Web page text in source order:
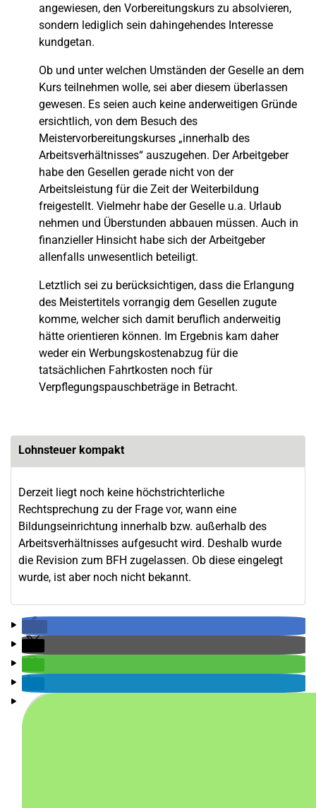
angewiesen, den Vorbereitungskurs zu absolvieren,
sondern lediglich sein dahingehendes Interesse
kundgetan.
Ob und unter welchen Umständen der Geselle an dem
Kurs teilnehmen wolle, sei aber diesem überlassen
gewesen. Es seien auch keine anderweitigen Gründe
ersichtlich, von dem Besuch des
Meistervorbereitungskurses „innerhalb des
Arbeitsverhältnisses“ auszugehen. Der Arbeitgeber
habe den Gesellen gerade nicht von der
Arbeitsleistung für die Zeit der Weiterbildung
freigestellt. Vielmehr habe der Geselle u.a. Urlaub
nehmen und Überstunden abbauen müssen. Auch in
finanzieller Hinsicht habe sich der Arbeitgeber
allenfalls unwesentlich beteiligt.
Letztlich sei zu berücksichtigen, dass die Erlangung
des Meistertitels vorrangig dem Gesellen zugute
komme, welcher sich damit beruflich anderweitig
hätte orientieren können. Im Ergebnis kam daher
weder ein Werbungskostenabzug für die
tatsächlichen Fahrtkosten noch für
Verpflegungspauschbeträge in Betracht.
Lohnsteuer kompakt
Derzeit liegt noch keine höchstrichterliche
Rechtsprechung zu der Frage vor, wann eine
Bildungseinrichtung innerhalb bzw. außerhalb des
Arbeitsverhältnisses aufgesucht wird. Deshalb wurde
die Revision zum BFH zugelassen. Ob diese eingelegt
wurde, ist aber noch nicht bekannt.